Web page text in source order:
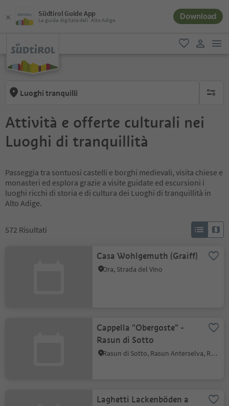
Südtirol Guide App
La guida digitale dell´Alto Adige Download
favoriti
Luoghi tranquilli
Attività e offerte culturali nei
Luoghi di tranquillità
Passeggia tra sontuosi castelli e borghi medievali, visita chiese e
monasteri ed esplora grazie a visite guidate ed escursioni i
luoghi ricchi di storia e di cultura dei Luoghi di tranquillità in
Alto Adige.
572 Risultati
Casa Wohlgemuth (Graiff)
Ora, Strada del Vino
Cappella "Obergoste" -
Rasun di Sotto
Rasun di Sotto, Rasun Anterselva, Regione dolomitica Plan de Corones
Laghetti Lackenböden a